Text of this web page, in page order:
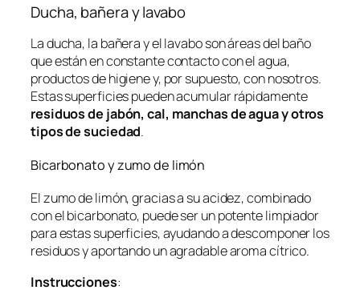
Ducha, bañera y lavabo
La ducha, la bañera y el lavabo son áreas del baño
que están en constante contacto con el agua,
productos de higiene y, por supuesto, con nosotros.
Estas superficies pueden acumular rápidamente
residuos de jabón, cal, manchas de agua y otros
tipos de suciedad.
Bicarbonato y zumo de limón
El zumo de limón, gracias a su acidez, combinado
con el bicarbonato, puede ser un potente limpiador
para estas superficies, ayudando a descomponer los
residuos y aportando un agradable aroma cítrico.
Instrucciones: